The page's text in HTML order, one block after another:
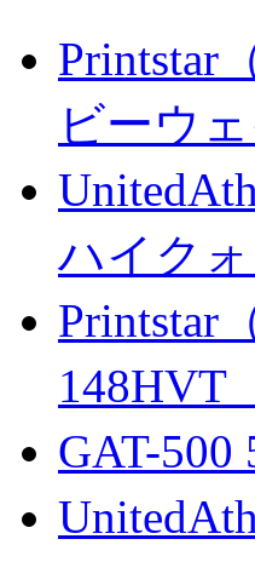
Printstar
ビーウ
ハイク
Printstar
148HVT
GAT-